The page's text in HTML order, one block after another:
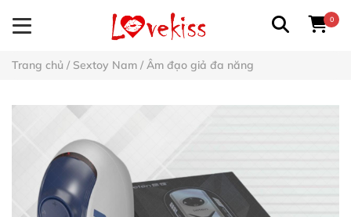
0
Trang chủ / Sextoy Nam / Âm đạo giả đa năng